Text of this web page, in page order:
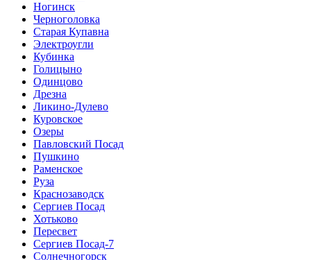
Ногинск
Черноголовка
Старая Купавна
Электроугли
Кубинка
Голицыно
Одинцово
Дрезна
Ликино-Дулево
Куровское
Озеры
Павловский Посад
Пушкино
Раменское
Руза
Краснозаводск
Сергиев Посад
Хотьково
Пересвет
Сергиев Посад-7
Солнечногорск